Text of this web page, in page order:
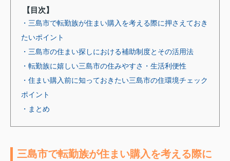
【目次】
・三島市で転勤族が住まい購入を考える際に押さえておき
たいポイント
・三島市の住まい探しにおける補助制度とその活用法
・転勤族に嬉しい三島市の住みやすさ・生活利便性
・住まい購入前に知っておきたい三島市の住環境チェック
ポイント
・まとめ
三島市で転勤族が住まい購入を考える際に